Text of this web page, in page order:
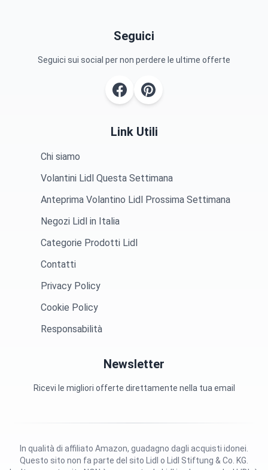
Seguici
Seguici sui social per non perdere le ultime offerte
Link Utili
Chi siamo
Volantini Lidl Questa Settimana
Anteprima Volantino Lidl Prossima Settimana
Negozi Lidl in Italia
Categorie Prodotti Lidl
Contatti
Privacy Policy
Cookie Policy
Responsabilità
Newsletter
Ricevi le migliori offerte direttamente nella tua email
Questo sito non fa parte del sito Lidl o Lidl Stiftung & Co. KG.
In qualità di affiliato Amazon, guadagno dagli acquisti idonei.